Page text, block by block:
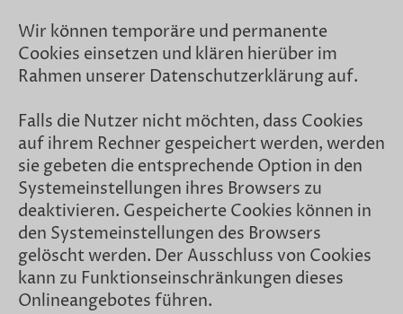
Wir können temporäre und permanente
Cookies einsetzen und klären hierüber im
Rahmen unserer Datenschutzerklärung auf.
Falls die Nutzer nicht möchten, dass Cookies
auf ihrem Rechner gespeichert werden, werden
sie gebeten die entsprechende Option in den
Systemeinstellungen ihres Browsers zu
deaktivieren. Gespeicherte Cookies können in
den Systemeinstellungen des Browsers
gelöscht werden. Der Ausschluss von Cookies
kann zu Funktionseinschränkungen dieses
Onlineangebotes führen.